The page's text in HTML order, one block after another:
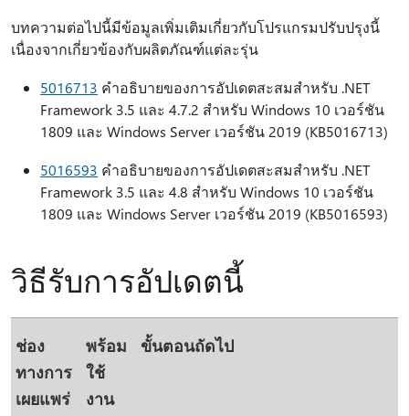
บทความต่อไปนี้มีข้อมูลเพิ่มเติมเกี่ยวกับโปรแกรมปรับปรุงนี้
เนื่องจากเกี่ยวข้องกับผลิตภัณฑ์แต่ละรุ่น
5016713 คําอธิบายของการอัปเดตสะสมสําหรับ .NET
Framework 3.5 และ 4.7.2 สําหรับ Windows 10 เวอร์ชัน
1809 และ Windows Server เวอร์ชัน 2019 (KB5016713)
5016593 คําอธิบายของการอัปเดตสะสมสําหรับ .NET
Framework 3.5 และ 4.8 สําหรับ Windows 10 เวอร์ชัน
1809 และ Windows Server เวอร์ชัน 2019 (KB5016593)
วิธีรับการอัปเดตนี้
ช่อง
ทางการ
เผยแพร่
พร้อม
ใช้
งาน
ขั้นตอนถัดไป